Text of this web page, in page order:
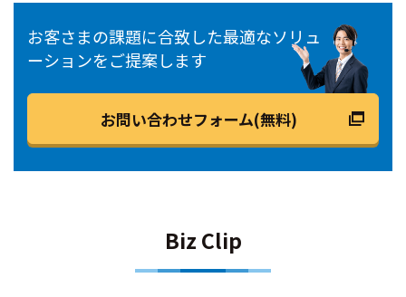
お客さまの課題に合致した最適なソリュ
ーションをご提案します
お問い合わせフォーム(無料)
Biz Clip